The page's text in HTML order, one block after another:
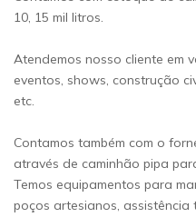
10, 15 mil litros.
Atendemos nosso cliente em
eventos, shows, construção
etc.
Contamos também com o
através de caminhão pipa
Temos equipamentos para
poços artesianos,